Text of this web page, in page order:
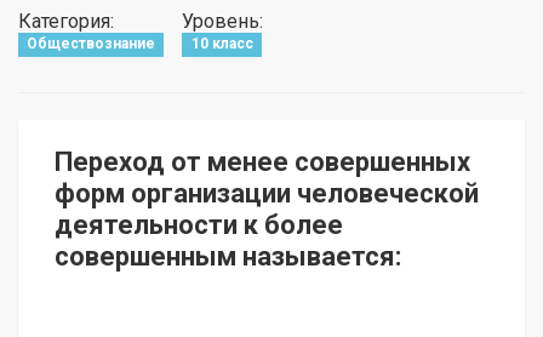
Категория:
Обществознание
Уровень:
10 класс
Переход от менее совершенных
форм организации человеческой
деятельности к более
совершенным называется: